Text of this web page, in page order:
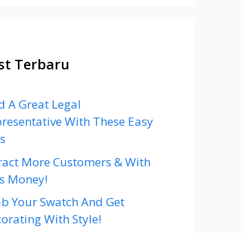
Terbaru
A Great Legal
With These Easy
More Customers & With
Money!
Your Swatch And Get
With Style!